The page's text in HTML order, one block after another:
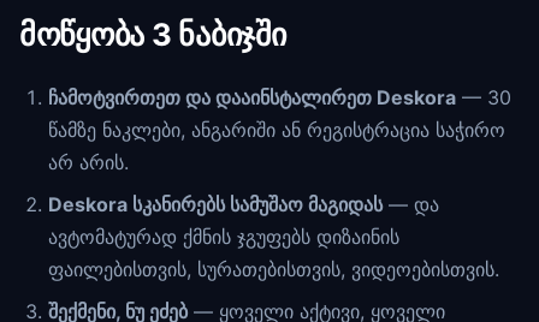
მოწყობა 3 ნაბიჯში
ჩამოტვირთეთ და დააინსტალირეთ Deskora — 30
წამზე ნაკლები, ანგარიში ან რეგისტრაცია საჭირო
არ არის.
Deskora სკანირებს სამუშაო მაგიდას— და
ავტომატურად ქმნის ჯგუფებს დიზაინის
ფაილებისთვის, სურათებისთვის, ვიდეოებისთვის.
შექმენი, ნუ ეძებ — ყოველი აქტივი, ყოველი